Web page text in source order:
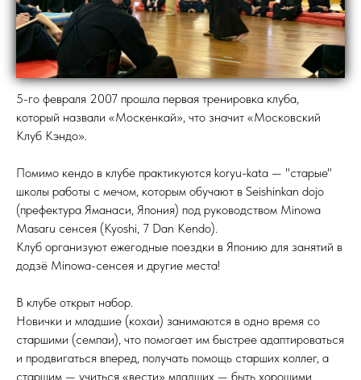
5-го февраля 2007 прошла первая тренировка клуба,
который назвали «Москенкай», что значит «Московский
Клуб Кэндо».
Помимо кендо в клубе практикуются koryu-kata — "старые"
школы работы с мечом, которым обучают в Seishinkan dojo
(префектура Яманаси, Япония) под руководством Minowa
Masaru сенсея (Kyoshi, 7 Dan Kendo).
Клуб организуют ежегодные поездки в Японию для занятий в
додзё Minowa-сенсея и другие места!
В клубе открыт набор.
Новички и младшие (кохаи) занимаются в одно время со
старшими (семпаи), что помогает им быстрее адаптироваться
и продвигаться вперед, получать помощь старших коллег, а
старшим — учиться «вести» младших — быть хорошими